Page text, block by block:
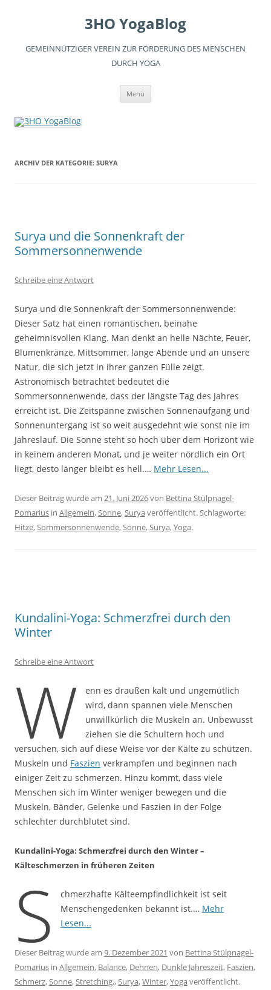
3HO YogaBlog
GEMEINNÜTZIGER VEREIN ZUR FÖRDERUNG DES MENSCHEN
DURCH YOGA
Menü
ARCHIV DER KATEGORIE: SURYA
Surya und die Sonnenkraft der
Sommersonnenwende
Schreibe eine Antwort
Surya und die Sonnenkraft der Sommersonnenwende:
Dieser Satz hat einen romantischen, beinahe
geheimnisvollen Klang. Man denkt an helle Nächte, Feuer,
Blumenkränze, Mittsommer, lange Abende und an unsere
Natur, die sich jetzt in ihrer ganzen Fülle zeigt.
Astronomisch betrachtet bedeutet die
Sommersonnenwende, dass der längste Tag des Jahres
erreicht ist. Die Zeitspanne zwischen Sonnenaufgang und
Sonnenuntergang ist so weit ausgedehnt wie sonst nie im
Jahreslauf. Die Sonne steht so hoch über dem Horizont wie
in keinem anderen Monat, und je weiter nördlich ein Ort
liegt, desto länger bleibt es hell.… Mehr Lesen...
Dieser Beitrag wurde am 21. Juni 2026von Bettina Stülpnagel-
Pomarius in Allgemein,Sonne,Suryaveröffentlicht. Schlagworte:
Hitze,Sommersonnenwende,Sonne,Surya,Yoga.
Kundalini-Yoga: Schmerzfrei durch den
Winter
Schreibe eine Antwort
W
enn es draußen kalt und ungemütlich
wird, dann spannen viele Menschen
unwillkürlich die Muskeln an. Unbewusst
ziehen sie die Schultern hoch und
versuchen, sich auf diese Weise vor der Kälte zu schützen.
Muskeln und Faszien verkrampfen und beginnen nach
einiger Zeit zu schmerzen. Hinzu kommt, dass viele
Menschen sich im Winter weniger bewegen und die
Muskeln, Bänder, Gelenke und Faszien in der Folge
schlechter durchblutet sind.
Kundalini-Yoga: Schmerzfrei durch den Winter –
Kälteschmerzen in früheren Zeiten
S
chmerzhafte Kälteempfindlichkeit ist seit
Menschengedenken bekannt ist.… Mehr
Lesen...
Dieser Beitrag wurde am 9. Dezember 2021 von Bettina Stülpnagel-
Pomarius in Allgemein, Balance, Dehnen, Dunkle Jahreszeit, Faszien,
Schmerz,Sonne,Stretching,,Surya,Winter,Yogaveröffentlicht.